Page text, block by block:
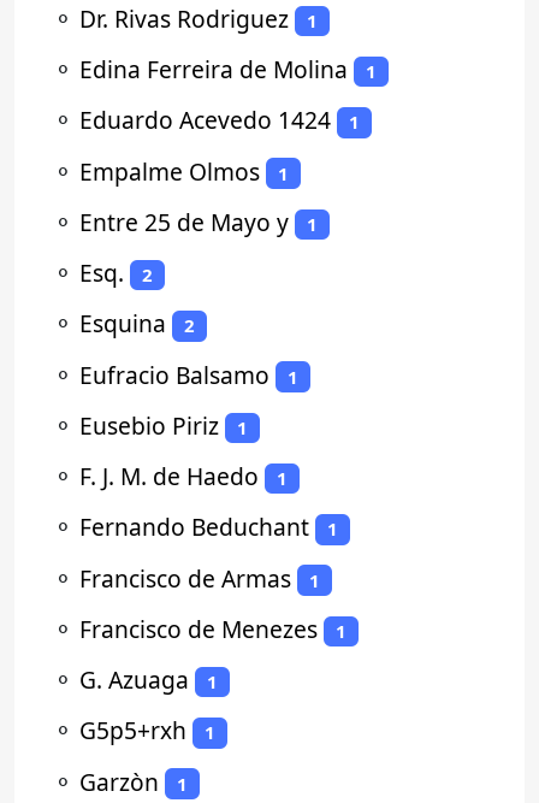
⚬ Dr. Rivas Rodriguez 1
⚬ Edina Ferreira de Molina 1
⚬ Eduardo Acevedo 1424 1
⚬ Empalme Olmos 1
⚬ Entre 25 de Mayo y 1
⚬ Esq. 2
⚬ Esquina 2
⚬ Eufracio Balsamo 1
⚬ Eusebio Piriz 1
⚬ F. J. M. de Haedo 1
⚬ Fernando Beduchant 1
⚬ Francisco de Armas 1
⚬ Francisco de Menezes 1
⚬ G. Azuaga 1
⚬ G5p5+rxh 1
⚬ Garzòn 1